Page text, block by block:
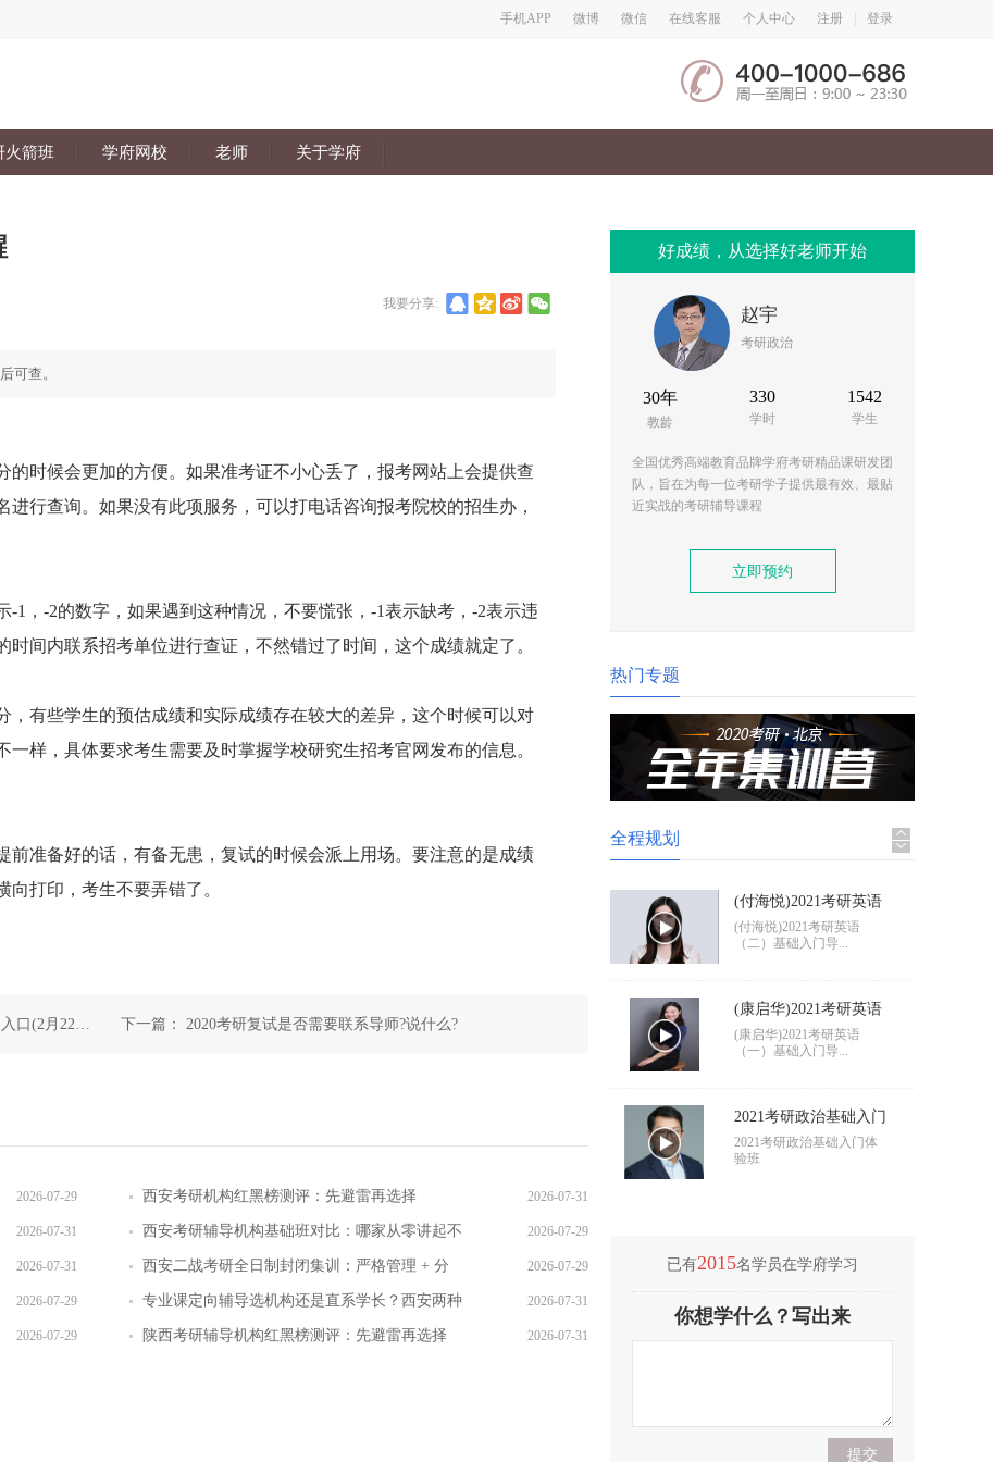
手机APP 微博 微信 在线客服 个人中心 注册 登录
火箭班 学府网校 老师 关于学府
我要分享:
可查。
时候会更加的方便。如果准考证不小心丢了，报考网站上会提供查
行查询。如果没有此项服务，可以打电话咨询报考院校的招生办，
-2的数字，如果遇到这种情况，不要慌张，-1表示缺考，-2表示违
间内联系招考单位进行查证，不然错过了时间，这个成绩就定了。
有些学生的预估成绩和实际成绩存在较大的差异，这个时候可以对
样，具体要求考生需要及时掌握学校研究生招考官网发布的信息。
准备好的话，有备无患，复试的时候会派上用场。要注意的是成绩
打印，考生不要弄错了。
口(2月22日
下一篇： 2020考研复试是否需要联系导师?说什么?
2026-07-29 西安考研机构红黑榜测评：先避雷再选择 2026-07-31
2026-07-31 西安考研辅导机构基础班对比：哪家从零讲起不
跳步骤
2026-07-29
2026-07-31 西安二战考研全日制封闭集训：严格管理 + 分
层教学效果实测
2026-07-29
2026-07-29 专业课定向辅导选机构还是直系学长？西安两种
模式全对比
2026-07-31
2026-07-29 陕西考研辅导机构红黑榜测评：先避雷再选择 2026-07-31
好成绩，从选择好老师开始
赵宇
考研政治
30年
教龄
330
学时
1542
学生
全国优秀高端教育品牌学府考研精品课研发团
队，旨在为每一位考研学子提供最有效、最贴
近实战的考研辅导课程
立即预约
热门专题
全程规划
(付海悦)2021考研英语
2021考研政治基础入门
导学
2021考研政治基础入门体
验班
(付海悦)2021考研英语
（二）基础入门导学
(付海悦)2021考研英语
（二）基础入门导...
(康启华)2021考研英语
（一）基础入门导学
(康启华)2021考研英语
（一）基础入门导...
2021考研政治基础入门
导学
2021考研政治基础入门体
验班
(付海悦)2021考研英语
（二）基础入门导学
(付海悦)2021考研英语
（二）基础入门导...
（一）基础入门导学
(康启华)2021考研英语
（一）基础入门导...
已有2015名学员在学府学习
你想学什么？写出来